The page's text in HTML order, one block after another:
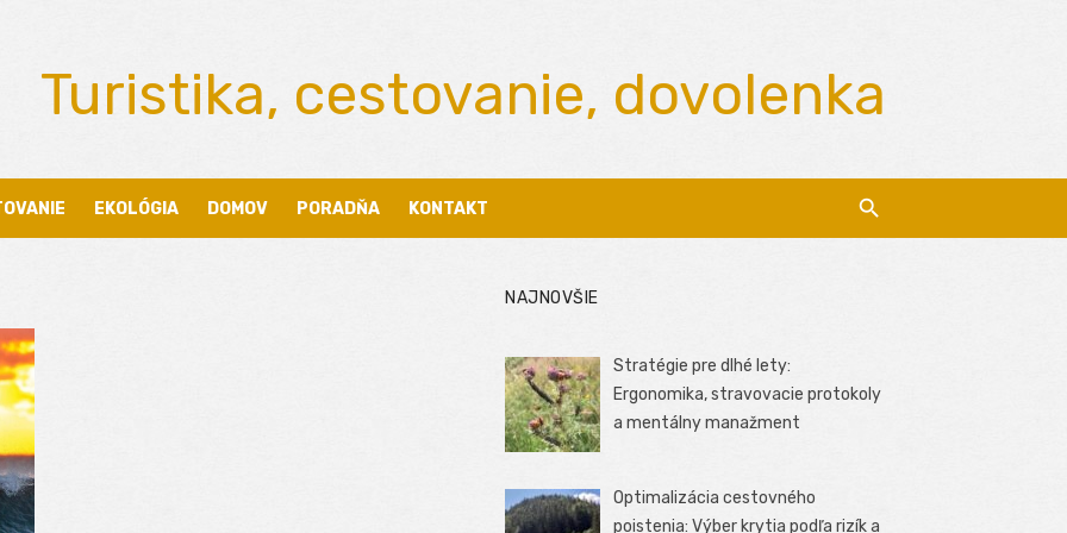
Turistika, cestovanie, dovolenka
EKOLÓGIA DOMOV PORADŇA KONTAKT
NAJNOVŠIE
Stratégie pre dlhé lety:
Ergonomika, stravovacie protokoly
a mentálny manažment
Optimalizácia cestovného
poistenia: Výber krytia podľa rizík a